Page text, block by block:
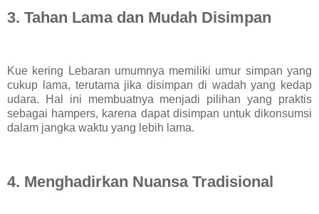
3. Tahan Lama dan Mudah Disimpan
Kue kering Lebaran umumnya memiliki umur simpan yang
cukup lama, terutama jika disimpan di wadah yang kedap
udara. Hal ini membuatnya menjadi pilihan yang praktis
sebagai hampers, karena dapat disimpan untuk dikonsumsi
dalam jangka waktu yang lebih lama.
4. Menghadirkan Nuansa Tradisional